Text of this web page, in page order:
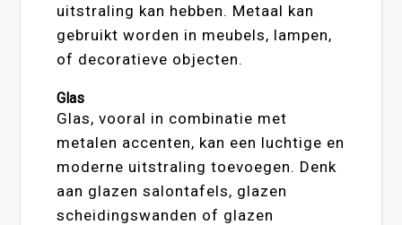
uitstraling kan hebben. Metaal kan
gebruikt worden in meubels, lampen,
of decoratieve objecten.
Glas
Glas, vooral in combinatie met
metalen accenten, kan een luchtige en
moderne uitstraling toevoegen. Denk
aan glazen salontafels, glazen
scheidingswanden of glazen